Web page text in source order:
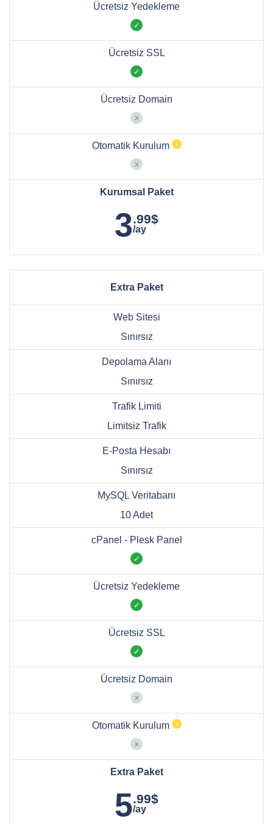
Ücretsiz Yedekleme
Ücretsiz SSL
Ücretsiz Domain
Otomatik Kurulum
Kurumsal Paket
3.99$
/ay
Extra Paket
Web Sitesi
Sınırsız
Depolama Alanı
Sınırsız
Trafik Limiti
Limitsiz Trafik
E-Posta Hesabı
Sınırsız
MySQL Veritabanı
10 Adet
cPanel - Plesk Panel
Ücretsiz Yedekleme
Ücretsiz SSL
Ücretsiz Domain
Otomatik Kurulum
Extra Paket
5.99$
/ay